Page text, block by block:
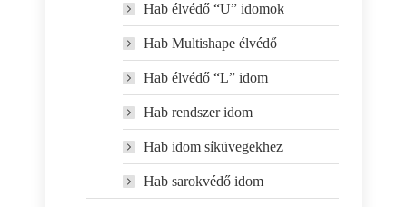
Hab élvédő “U” idomok
Hab Multishape élvédő
Hab élvédő “L” idom
Hab rendszer idom
Hab idom síküvegekhez
Hab sarokvédő idom